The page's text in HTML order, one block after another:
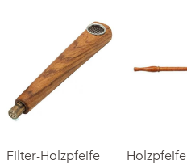
Filter-Holzpfeife
Holzpfeife